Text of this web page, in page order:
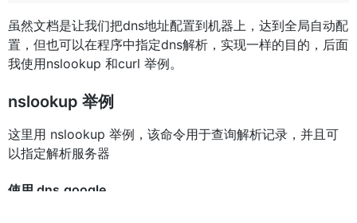
虽然文档是让我们把dns地址配置到机器上，达到全局自动配
置，但也可以在程序中指定dns解析，实现一样的目的，后面
我使用nslookup 和curl 举例。
nslookup 举例
这里用 nslookup 举例，该命令用于查询解析记录，并且可
以指定解析服务器
使用 dns.google